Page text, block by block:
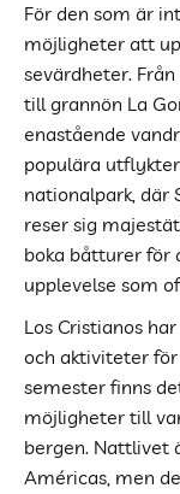
För den som är
möjligheter att
sevärdheter.
till grannön La
enastående
populära
nationalpark, där
reser sig
boka båtturer för
upplevelse som
Los Cristianos
och aktiviteter
semester finns
möjligheter till
bergen. Nattlivet
Américas, men